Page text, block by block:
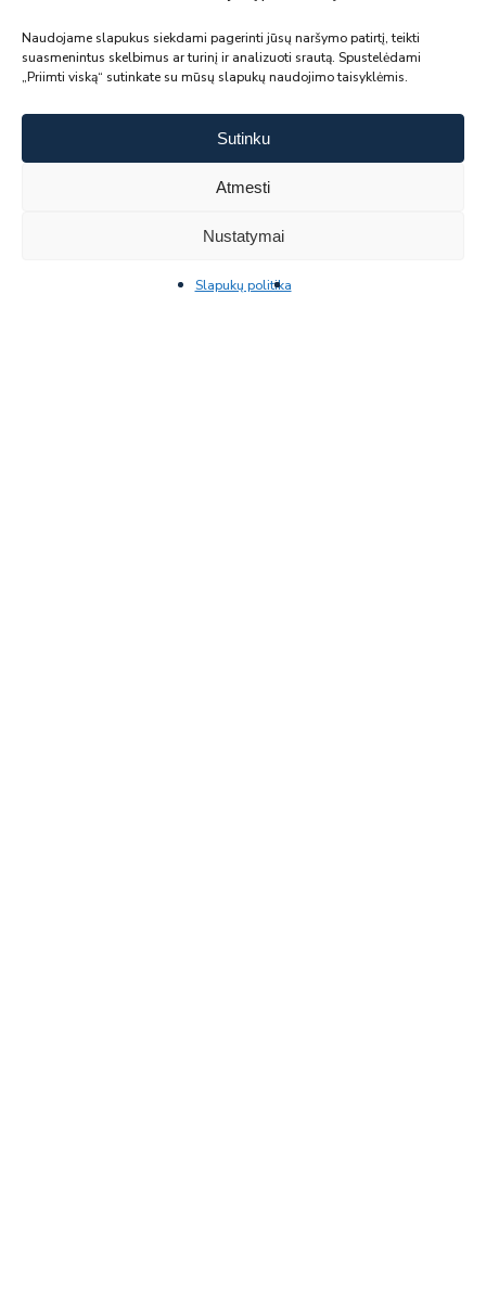
Naudojame slapukus siekdami pagerinti jūsų naršymo patirtį, teikti
suasmenintus skelbimus ar turinį ir analizuoti srautą. Spustelėdami
„Priimti viską“ sutinkate su mūsų slapukų naudojimo taisyklėmis.
Sutinku
Atmesti
Nustatymai
Slapukų politika
Naudoti Keltuvai
Aukštos kokybės keltuvai protinga kaina